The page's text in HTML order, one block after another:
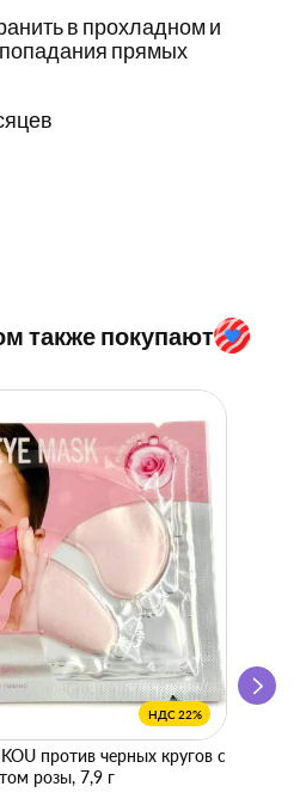
в прохладном и
прямых
также покупают
НДС 22%
против черных кругов с
розы, 7,9 г